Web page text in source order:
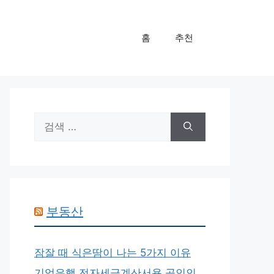
홈 추천
색:
부동산
잠잘 때 식은땀이 나는 5가지 이유